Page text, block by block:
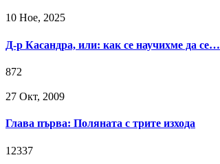
10 Ное, 2025
Д-р Касандра, или: как се научихме да се…
872
27 Окт, 2009
Глава първа: Поляната с трите изхода
12337